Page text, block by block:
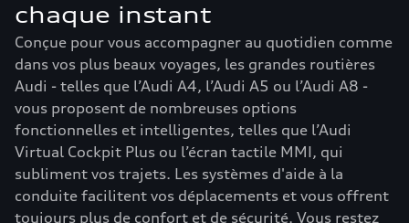
chaque instant
Conçue pour vous accompagner au quotidien comme
dans vos plus beaux voyages, les grandes routières
Audi - telles que l’Audi A4, l’Audi A5 ou l’Audi A8 -
vous proposent de nombreuses options
fonctionnelles et intelligentes, telles que l’Audi
Virtual Cockpit Plus ou l’écran tactile MMI, qui
subliment vos trajets. Les systèmes d'aide à la
conduite facilitent vos déplacements et vous offrent
toujours plus de confort et de sécurité. Vous restez